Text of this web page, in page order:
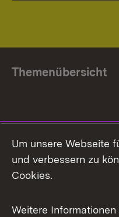
Themenübersicht
Facebook
X / Twitter
Um unsere Webseite
und verbessern zu
Cookies.
Weitere